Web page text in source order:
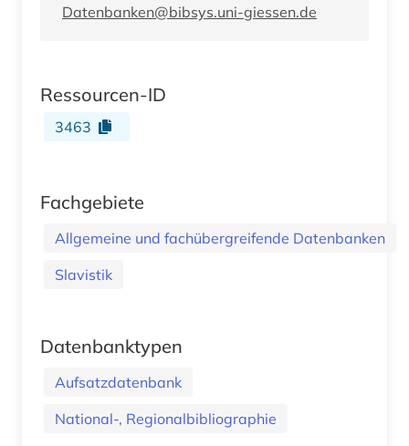
Datenbanken@bibsys.uni-giessen.de
Ressourcen-ID
3463
Fachgebiete
Allgemeine und fachübergreifende Datenbanken
Slavistik
Datenbanktypen
Aufsatzdatenbank
National-, Regionalbibliographie